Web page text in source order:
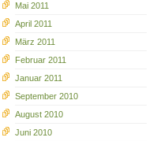
Mai 2011
April 2011
März 2011
Februar 2011
Januar 2011
September 2010
August 2010
Juni 2010